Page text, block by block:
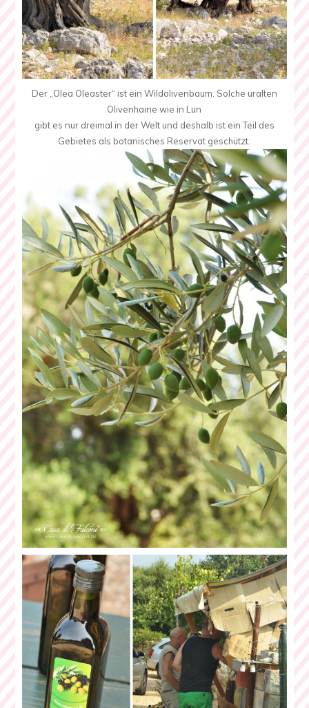
Der „Olea Oleaster“ ist ein Wildolivenbaum. Solche uralten
Olivenhaine wie in Lun
gibt es nur dreimal in der Welt und deshalb ist ein Teil des
Gebietes als botanisches Reservat geschützt.